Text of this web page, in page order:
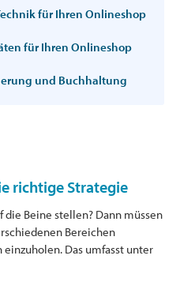
für Ihren Onlineshop
für Ihren Onlineshop
und Buchhaltung
richtige Strategie
Beine stellen? Dann müssen
Bereichen
Das umfasst unter